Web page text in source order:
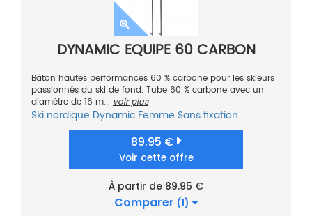
DYNAMIC EQUIPE 60 CARBON
Bâton hautes performances 60 % carbone pour les skieurs
passionnés du ski de fond. Tube 60 % carbone avec un
diamètre de 16 m... voir plus
Ski nordique Dynamic Femme Sans fixation
89.95 €
Voir cette offre
À partir de 89.95 €
Comparer (1)